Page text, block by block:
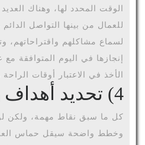
الوقت المحدد لها، وهناك
للعمال من بينها التواصل
لسماع مشاكلهم واقتراحاتهم،
إنجازها في اليوم المتوافقة
الأخذ في الاعتبار أوقات
4) تحديد
كل ما سبق نقاط مهمة، ولكن
وخطط واضحة سيقل حماس